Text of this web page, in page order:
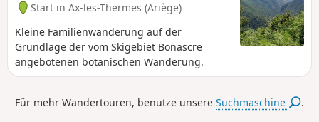
Start in Ax-les-Thermes (Ariège)
Kleine Familienwanderung auf der
Grundlage der vom Skigebiet Bonascre
angebotenen botanischen Wanderung.
Für mehr Wandertouren, benutze unsereSuchmaschine .